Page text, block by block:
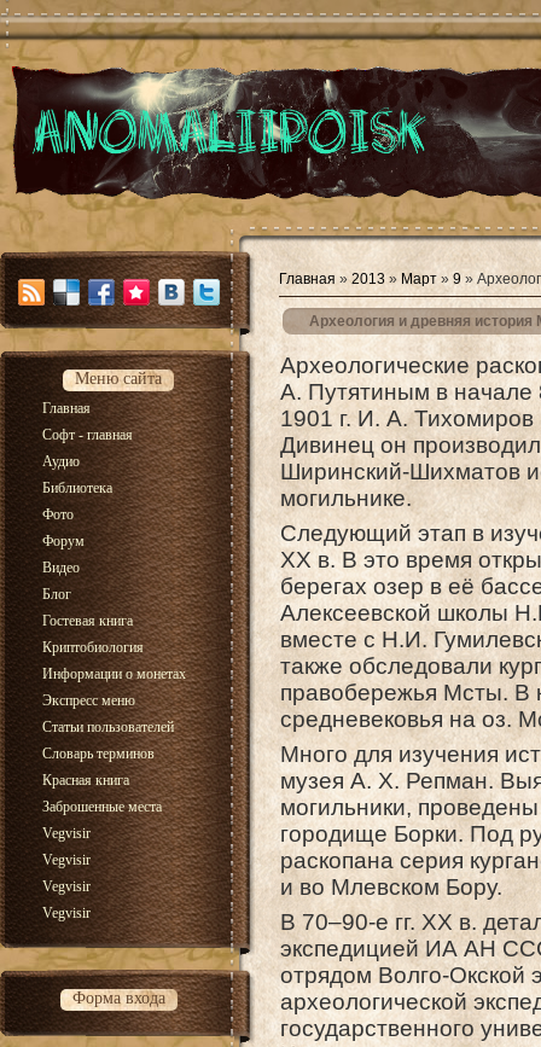
Меню сайта
Главная
Софт - главная
Аудио
Библиотека
Фото
Форум
Видео
Блог
Гостевая книга
Криптобиология
Информации о монетах
Экспресс меню
Статьи пользователей
Словарь терминов
Красная книга
Заброшенные места
Vegvisir
Vegvisir
Vegvisir
Vegvisir
Форма входа
Главная » 2013 » Март » 9 »
Археология и древняя история
Археологические
А. Путятиным в начале
1901 г. И. А. Тихомиров
Дивинец он
Ширинский-Шихматов
могильнике.
Следующий этап в
XX в. В это время
берегах озер в её
Алексеевской школы
вместе с Н.И.
также обследовали
правобережья Мсты. В
средневековья на оз.
Много для изучения
музея А. X. Репман.
могильники, проведены
городище Борки. Под
раскопана серия
и во Млевском Бору.
В 70–90-е гг. XX в.
экспедицией ИА АН
отрядом Волго-
археологической
государственного